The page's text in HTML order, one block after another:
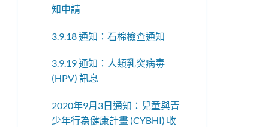
知申請
3.9.18 通知：石棉檢查通知
3.9.19 通知：人類乳突病毒
(HPV) 訊息
2020年9月3日通知：兒童與青
少年行為健康計畫 (CYBHI) 收